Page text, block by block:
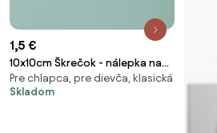
1,5 €
10x10cm Škrečok - nálepka nad
vypínač
Pre chlapca, pre dievča, klasická
Skladom